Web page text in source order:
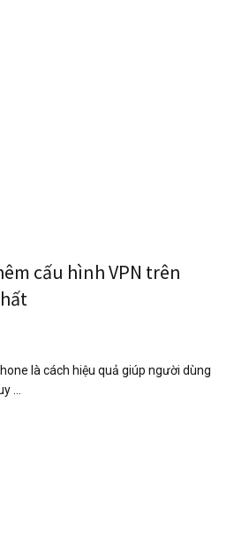
cấu hình VPN trên
là cách hiệu quả giúp người dùng
...